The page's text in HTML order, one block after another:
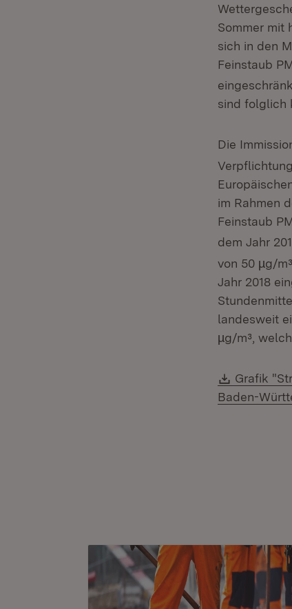
Sommer mit
sich in den
Feinstaub
sind folglich
Die
im Rahmen
Feinstaub
dem Jahr
von 50 µg/
Jahr 2018
landesweit
µg/m³,
Grafik
Baden-